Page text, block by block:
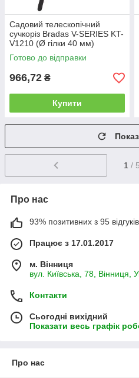
Садовий телескопічний
сучкоріз Bradas V-SERIES KT-
V1210 (Ø гілки 40 мм)
Готово до відправки
966,72 ₴
Купити
1 / 5
Про нас
93% позитивних з 95
Працює з 17.01.2017
м. Вінниця
вул. Київська, 78, Вінниця,
Контакти
Сьогодні вихідний
Показати весь графік
Про нас